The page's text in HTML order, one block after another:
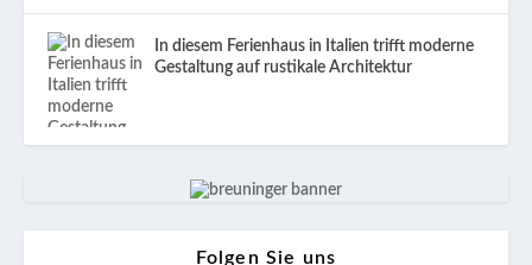
In diesem Ferienhaus in Italien trifft moderne
Gestaltung auf rustikale Architektur
Folgen Sie uns